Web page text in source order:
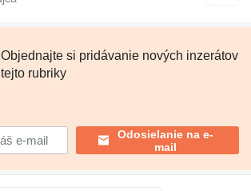
Objednajte si pridávanie nových inzerátov
tejto rubriky
Odosielanie na e-
mail